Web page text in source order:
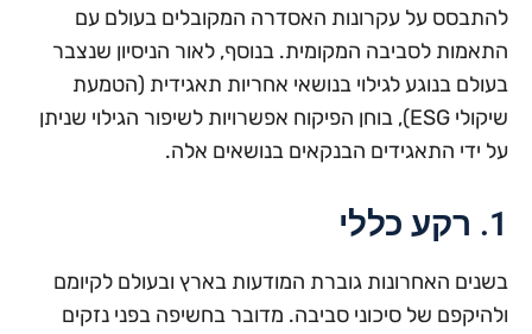
להתבסס על עקרונות האסדרה המקובלים בעולם עם
התאמות לסביבה המקומית. בנוסף, לאור הניסיון שנצבר
בעולם בנוגע לגילוי בנושאי אחריות תאגידית (הטמעת
שיקולי ESG), בוחן הפיקוח אפשרויות לשיפור הגילוי שניתן
על ידי התאגידים הבנקאים בנושאים אלה.
1. רקע כללי
בשנים האחרונות גוברת המודעות בארץ ובעולם לקיומם
ולהיקפם של סיכוני סביבה. מדובר בחשיפה בפני נזקים